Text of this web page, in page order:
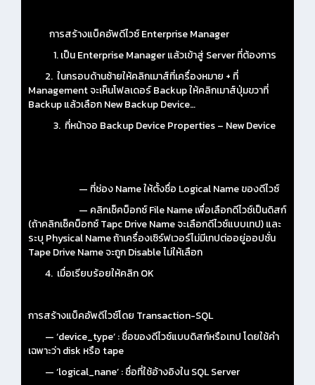
การสร้างแบ็คอัพดีไวซ์ Enterprise Manager
1. เป็น Enterprise Manager แล้วเข้าสู่ Server ที่ต้องการ
2. ในกรอบด้านซ้ายให้คลิกเมาส์ที่เครื่องหมาย + ที่
Management จะเห็นโฟลเดอร์ Backup ให้คลิกเมาส์ปุ่มขวาที่
Backup แล้วเลือก New Backup Device…
3. ที่หน้าจอ Backup Device Properties – New Device
— ที่ช่อง Name ให้ตั้งชื่อ Logical Name ของดีไวซ์
— คลิกเช็คบ็อกซ์ File Name เพื่อเลือกดีไวซ์เป็นดิสก์
(ถ้าคลิกเช็คบ็อกซ์ Tapc Drive Name จะเลือกดีไวซ์แบบเทป) และ
ระบุ Physical Name ถ้าเครื่องเซิร์ฟเวอร์ไม่มีเทปต่ออยู่ออปชั่น
Tape Drive Name จะถูก Disable ไม่ให้เลือก
4. เมื่อเรียบร้อยให้คลิก OK
การสร้างแบ็คอัพดีไวซ์โดย Transaction-SQL
— ‘device_type’ : ชื่อของดีไวซ์แบบดิสก์หรือเทป โดยใช้คำ
เฉพาะว่า disk หรือ tape
— ‘logical_nane’ : ชื่อที่ใช้อ้างอิงใน SQL Server